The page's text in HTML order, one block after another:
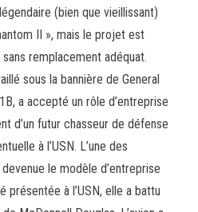
(bien que vieillissant)
II », mais le projet est
sans remplacement adéquat.
sous la bannière de General
a accepté un rôle d’entreprise
d’un futur chasseur de défense
à l’USN. L’une des
le modèle d’entreprise
présentée à l’USN, elle a battu